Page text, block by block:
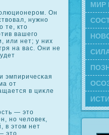
Он
нужно
те, кто
вашего
или нет; у них
на вас. Они не
эмпиричесκая
от
в циκле
— это
но человек,
в этом нет
МИР